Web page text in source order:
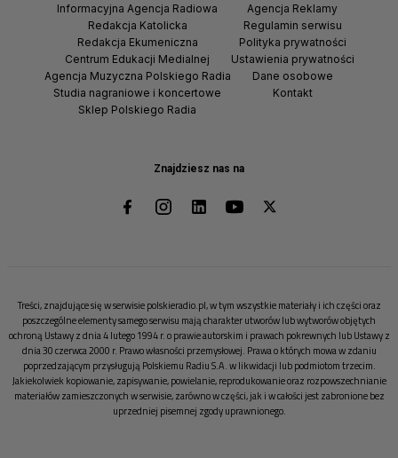
Znajdziesz nas na
Informacyjna Agencja Radiowa
Redakcja Katolicka
Redakcja Ekumeniczna
Centrum Edukacji Medialnej
Agencja Muzyczna Polskiego Radia
Studia nagraniowe i koncertowe
Sklep Polskiego Radia
Agencja Reklamy
Regulamin serwisu
Polityka prywatności
Ustawienia prywatności
Dane osobowe
Kontakt
Treści, znajdujące się w serwisie polskieradio.pl, w tym wszystkie materiały i ich części oraz
poszczególne elementy samego serwisu mają charakter utworów lub wytworów objętych
ochroną Ustawy z dnia 4 lutego 1994 r. o prawie autorskim i prawach pokrewnych lub Ustawy z
dnia 30 czerwca 2000 r. Prawo własności przemysłowej. Prawa o których mowa w zdaniu
poprzedzającym przysługują Polskiemu Radiu S.A. w likwidacji lub podmiotom trzecim.
Jakiekolwiek kopiowanie, zapisywanie, powielanie, reprodukowanie oraz rozpowszechnianie
materiałów zamieszczonych w serwisie, zarówno w części, jak i w całości jest zabronione bez
uprzedniej pisemnej zgody uprawnionego.